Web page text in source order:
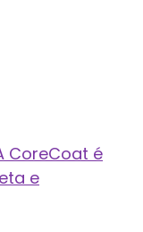
CoreCoat é
e